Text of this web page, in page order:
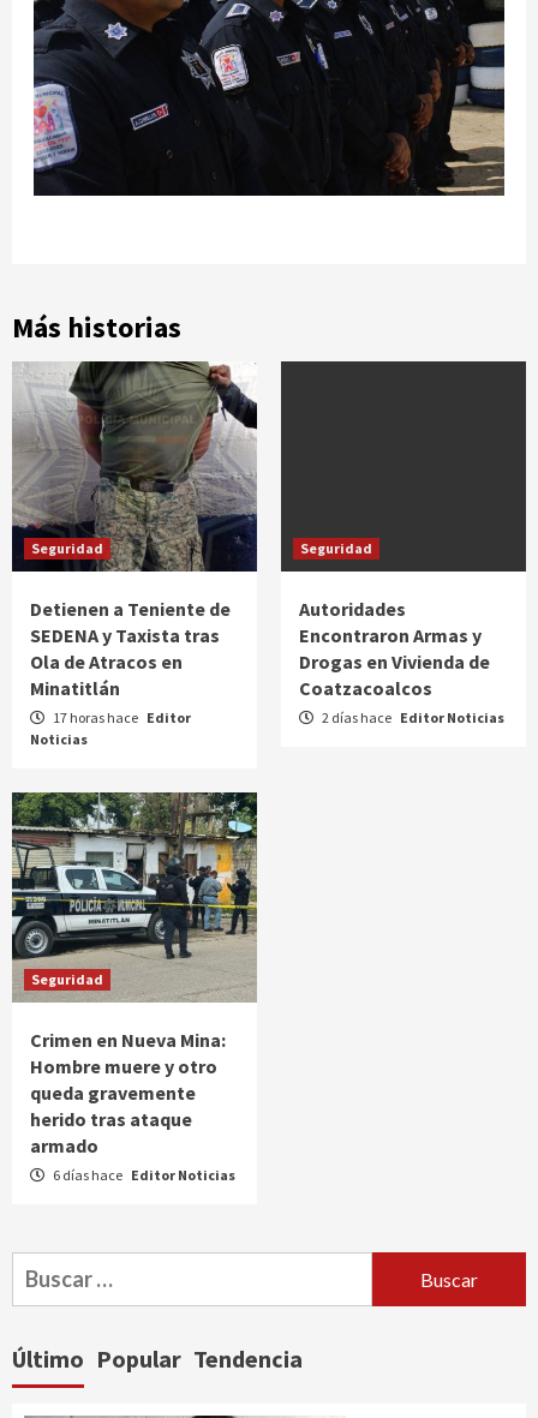
Más historias
Seguridad
Detienen a Teniente de
SEDENA y Taxista tras
Ola de Atracos en
Minatitlán
17 horas hace Editor
Noticias
Seguridad
Autoridades
Encontraron Armas y
Drogas en Vivienda de
Coatzacoalcos
2 días hace Editor Noticias
Seguridad
Crimen en Nueva Mina:
Hombre muere y otro
queda gravemente
herido tras ataque
armado
6 días hace Editor Noticias
Buscar:
Último Popular Tendencia